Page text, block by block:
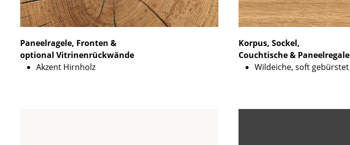
Paneelragele, Fronten &
optional Vitrinenrückwände
Akzent Hirnholz
Korpus, Sockel,
Couchtische & Paneelregale
Wildeiche, soft gebürstet